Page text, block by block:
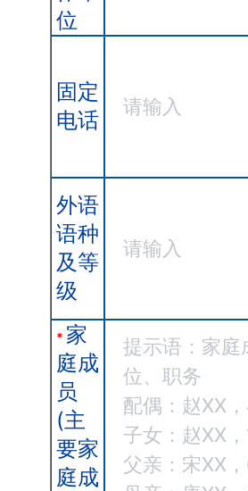
位
固定
电话
外语
语种
及等
级
* 家
庭成
员
(主
要家
庭成